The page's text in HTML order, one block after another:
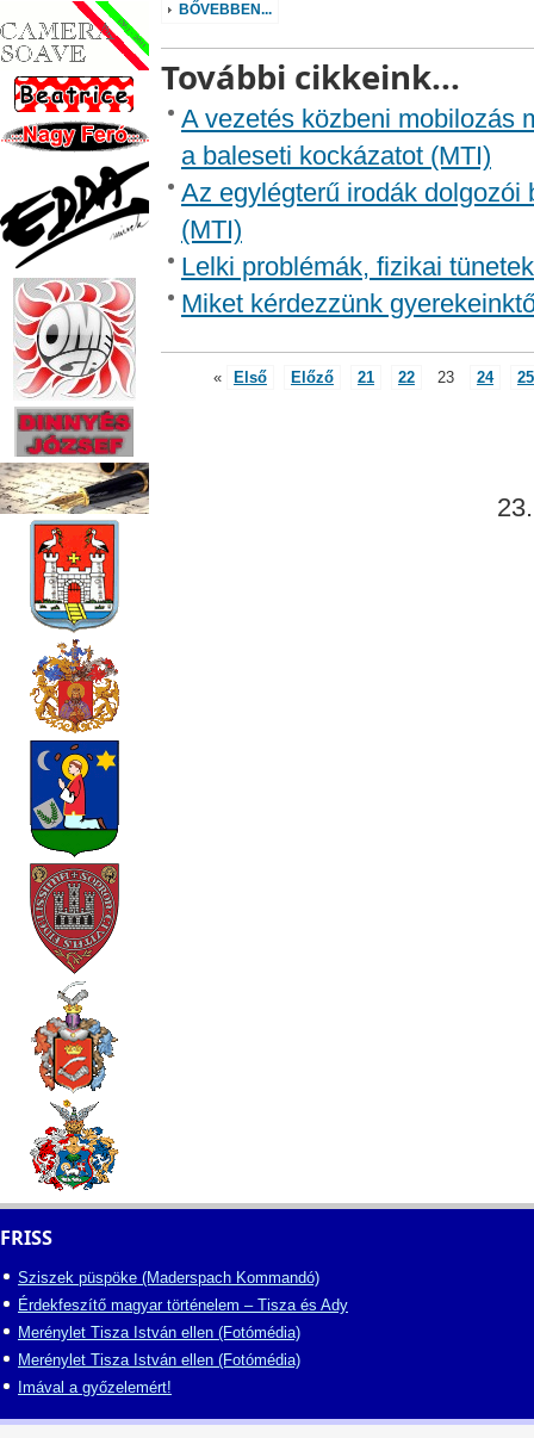
BŐVEBBEN...
További cikkeink...
A vezetés közbeni mobilozás
a baleseti kockázatot (MTI)
Az egylégterű irodák dolgozói
(MTI)
Lelki problémák, fizikai
Miket kérdezzünk
« Első Előző 21 22 23 24 25
FRISS
Sziszek püspöke (Maderspach Kommandó)
Érdekfeszítő magyar történelem – Tisza és Ady
Merénylet Tisza István ellen (Fotómédia)
Merénylet Tisza István ellen (Fotómédia)
Imával a győzelemért!